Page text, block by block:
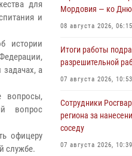
для
и
истории
а
вопросы,
вопрос
офицеру
службе.
Мордовия — ко Дню
08 августа 2026, 06:15
Итоги работы
разрешительной
07 августа 2026, 10:53
Сотрудники
региона за
соседу
07 августа 2026, 10:39